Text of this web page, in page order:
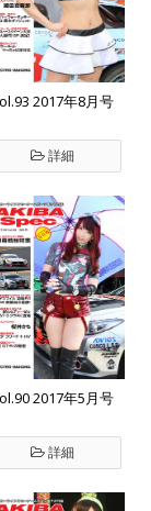
2017年8月号
詳細
2017年5月号
詳細